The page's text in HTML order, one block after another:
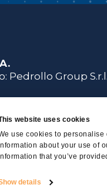
website uses cookies
use cookies to
about your use of
that you’ve
details
Pedrollo Group S.r.l.
- Italy
F. +39 045 763 92 02
- © Copyright